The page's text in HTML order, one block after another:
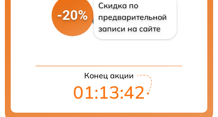
-20%
Скидка по
предварительной
записи на сайте
Конец акции
01:13:41